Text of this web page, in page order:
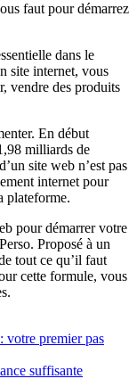
dans le
site internet, vous
vendre des produits
En début
milliards de
site web n’est pas
internet pour
plateforme.
pour démarrer votre
Proposé à un
tout ce qu’il faut
cette formule, vous
votre premier pas
suffisante